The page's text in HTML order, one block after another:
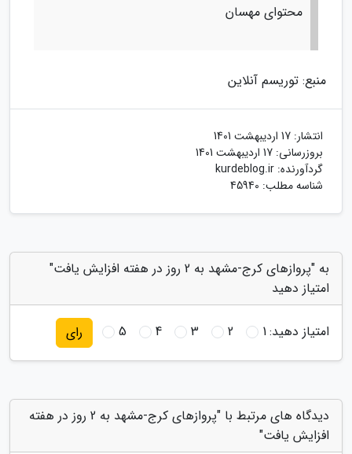
محتوای مهسان
منبع: توریسم آنلاین
انتشار: 17 اردیبهشت 1401
بروزرسانی: 17 اردیبهشت 1401
گردآورنده: kurdeblog.ir
شناسه مطلب: 45940
به "پروازهای کرج-مشهد به 2 روز در هفته افزایش یافت"
امتیاز دهید
امتیاز دهید:1
2
3
4
5 رای
دیدگاه های مرتبط با "پروازهای کرج-مشهد به 2 روز در هفته
افزایش یافت"